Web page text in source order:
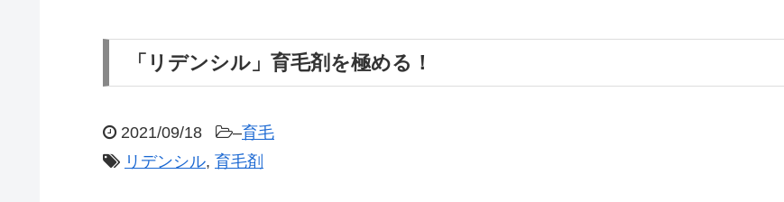
「リデンシル」育毛剤を極める！
2021/09/18 –育毛
リデンシル, 育毛剤